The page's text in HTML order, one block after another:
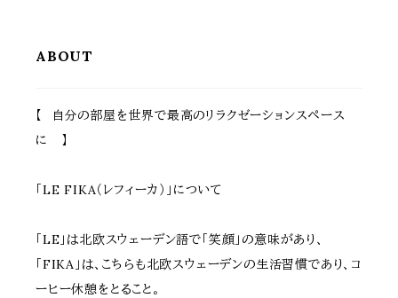
ABOUT
【 自分の部屋を世界で最高のリラクゼーションスペース
に 】
「LE FIKA（レフィーカ）」について
「LE」は北欧スウェーデン語で「笑顔」の意味があり、
「FIKA」は、こちらも北欧スウェーデンの生活習慣であり、コ
ーヒー休憩をとること。